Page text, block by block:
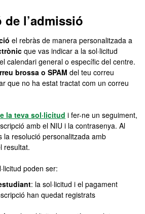
l’admissió
el rebràs de manera personalitzada a
que vas indicar a la sol·licitud
calendari general o específic del centre.
brossa o SPAM del teu correu
que no ha estat tractat com un correu
la teva sol·licitud i fer-ne un seguiment,
amb el NIU i la contrasenya. Al
la resolució personalitzada amb
resultat.
poden ser:
: la sol·licitud i el pagament
han quedat registrats